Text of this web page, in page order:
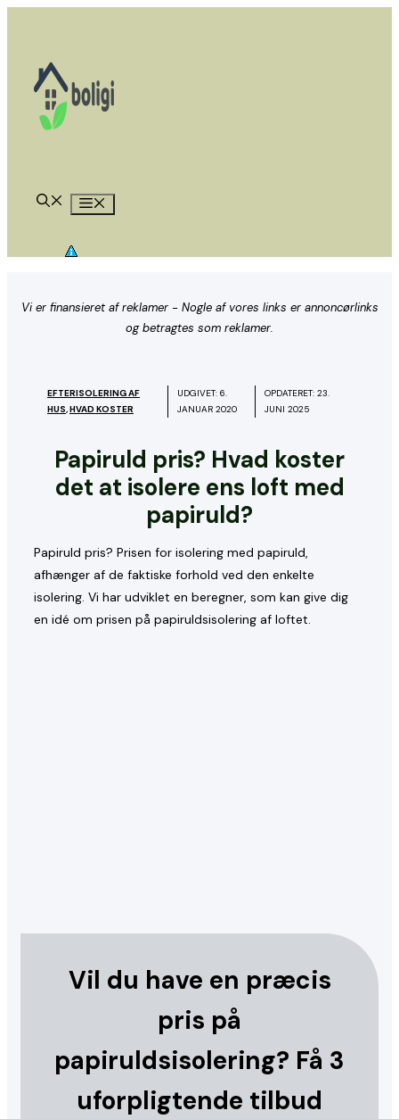
indhold
Vi er finansieret af reklamer - Nogle af vores links er annoncørlinks
og betragtes som reklamer.
EFTERISOLERING AF
HUS,HVAD KOSTER
UDGIVET: 6.
JANUAR 2020
OPDATERET:23.
JUNI 2025
Papiruld pris? Hvad koster
det at isolere ens loft med
papiruld?
Papiruld pris? Prisen for isolering med papiruld,
afhænger af de faktiske forhold ved den enkelte
isolering. Vi har udviklet en beregner, som kan give dig
en idé om prisen på papiruldsisolering af loftet.
Vil du have en præcis
pris på
papiruldsisolering? Få 3
uforpligtende tilbud